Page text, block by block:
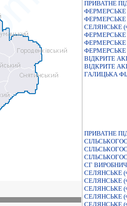
ПРИВАТНЕ
СЕЛЯНСЬКЕ
ВIДКРИТЕ
ВIДКРИТЕ
ГАЛИЦЬКА
ПРИВАТНЕ
СГ
СЕЛЯНСЬКЕ
СЕЛЯНСЬКЕ
СЕЛЯНСЬКЕ
СЕЛЯНСЬКЕ
СЕЛЯНСЬКЕ